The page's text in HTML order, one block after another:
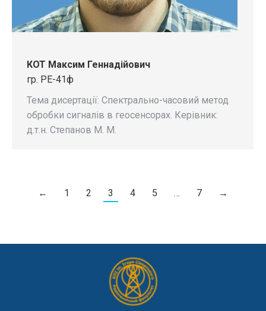
КОТ Максим Геннадійович
гр. РЕ-41ф
Тема дисертації: Спектрально-часовий метод
обробки сигналів в геосенсорах. Керівник:
д.т.н. Степанов М. М.
← 1 2 3 4 5 … 7 →